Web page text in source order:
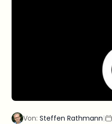
Von: Steffen Rathmann|